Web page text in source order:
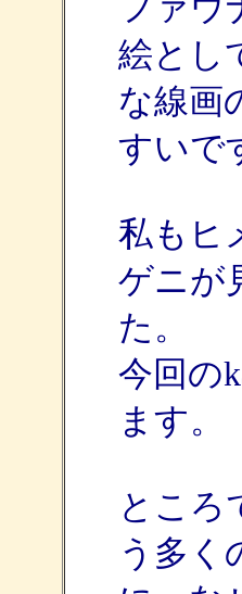
ファ
絵とし
な線画
すいで
私もヒ
ゲニが
た。
今回の
ます。
ところ
う多く